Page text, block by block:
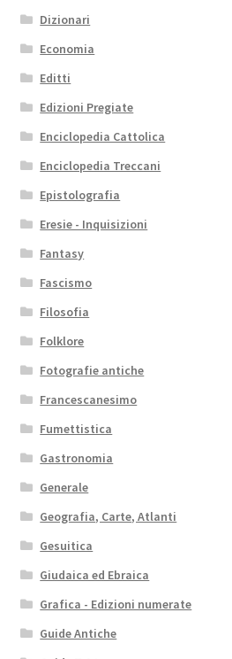
Dizionari
Economia
Editti
Edizioni Pregiate
Enciclopedia Cattolica
Enciclopedia Treccani
Epistolografia
Eresie - Inquisizioni
Fantasy
Fascismo
Filosofia
Folklore
Fotografie antiche
Francescanesimo
Fumettistica
Gastronomia
Generale
Geografia, Carte, Atlanti
Gesuitica
Giudaica ed Ebraica
Grafica - Edizioni numerate
Guide Antiche